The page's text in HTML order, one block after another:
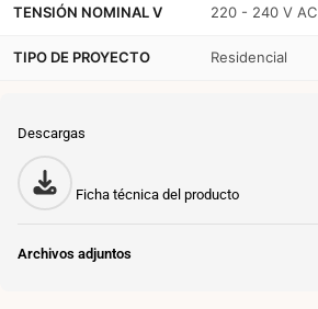
TENSIÓN NOMINAL V 220 - 240 V AC
TIPO DE PROYECTO Residencial
Descargas
Ficha técnica del producto
Archivos adjuntos